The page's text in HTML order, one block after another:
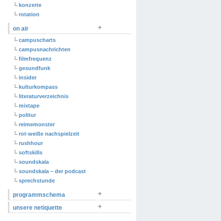
konzerte
rotation
on air
campuscharts
campusnachrichten
filmfrequenz
gesundfunk
insider
kulturkompass
literaturverzeichnis
mixtape
politur
reimemonster
rot-weiße nachspielzeit
rushhour
softskills
soundskala
soundskala – der podcast
sprechstunde
programmschema
unsere netiquette